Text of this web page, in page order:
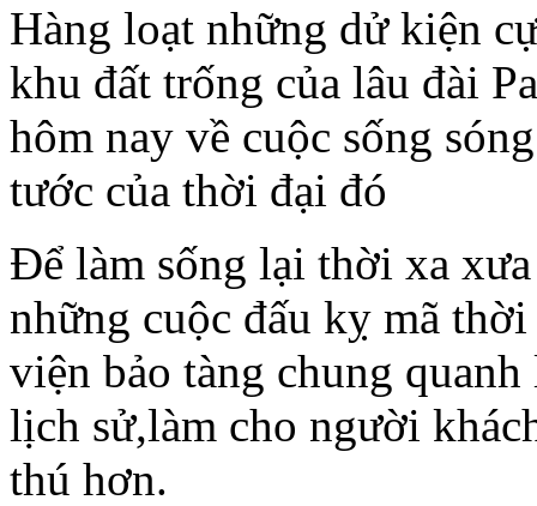
Hàng loạt những dử kiện
khu đất trống của lâu đài
hôm nay về cuộc sống
tước của thời đại đó
Để làm sống lại thời xa
những cuộc đấu kỵ mã
viện bảo tàng chung
lịch sử,làm cho người
thú hơn.